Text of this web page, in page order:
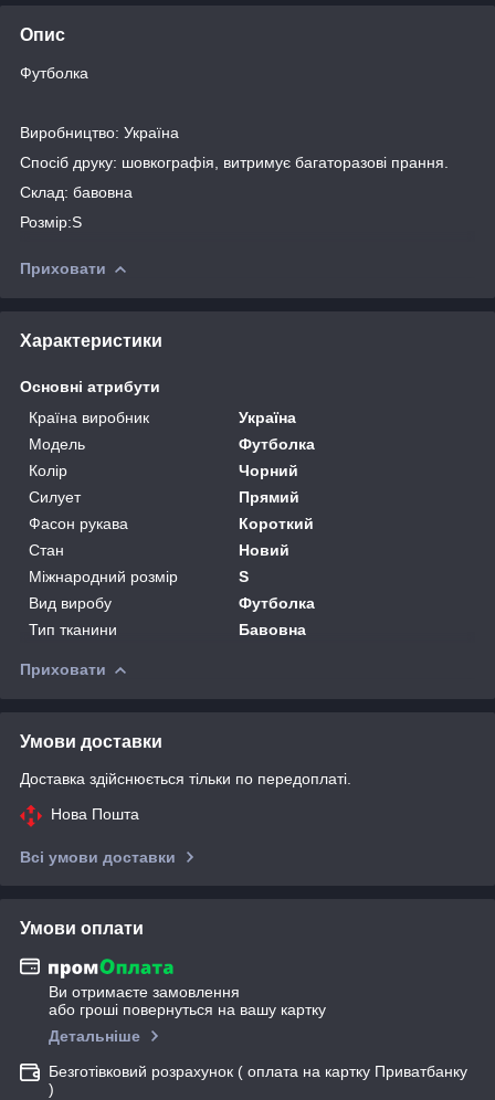
Опис
Футболка
Виробництво: Україна
Спосіб друку: шовкографія, витримує багаторазові прання.
Склад: бавовна
Розмір:S
Приховати
Характеристики
Основні атрибути
Країна виробник
Україна
Модель
Футболка
Колір
Чорний
Силует
Прямий
Фасон рукава
Короткий
Стан
Новий
Міжнародний розмір
S
Вид виробу
Футболка
Тип тканини
Бавовна
Приховати
Умови доставки
Доставка здійснюється тільки по передоплаті.
Нова Пошта
Всі умови доставки
Умови оплати
Ви отримаєте замовлення
або гроші повернуться на вашу картку
Детальніше
Безготівковий розрахунок ( оплата на картку Приватбанку
)